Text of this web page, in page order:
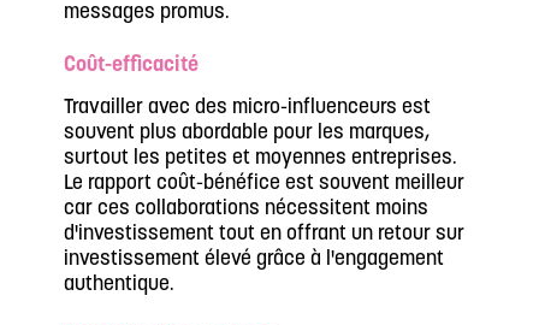
messages promus.
Coût-efficacité
Travailler avec des micro-influenceurs est
souvent plus abordable pour les marques,
surtout les petites et moyennes entreprises.
Le rapport coût-bénéfice est souvent meilleur
car ces collaborations nécessitent moins
d'investissement tout en offrant un retour sur
investissement élevé grâce à l'engagement
authentique.